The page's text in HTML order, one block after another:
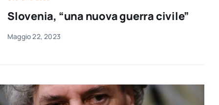
Newsletter
Slovenia, “una nuova guerra civile”
Maggio 22, 2023